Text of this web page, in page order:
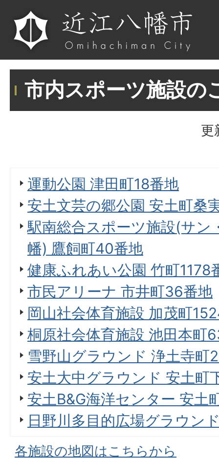
市内スポーツ施設の
更
運動公園 津田町18番地
安土文芸の郷公園 安土町桑
駅南総合スポーツ施設(サン
幡) 鷹飼町40番地
健康ふれあい公園 竹町1178
市民アリーナ 市井町36番地
岡山社会体育施設 加茂町
桐原社会体育施設 池田本町
雪野山グラウンド 浄土寺町
安土大中グラウンド 安土町
安土B&G海洋センター 安土
日野川多目的広場グラウン
各施設の地図はこちらから